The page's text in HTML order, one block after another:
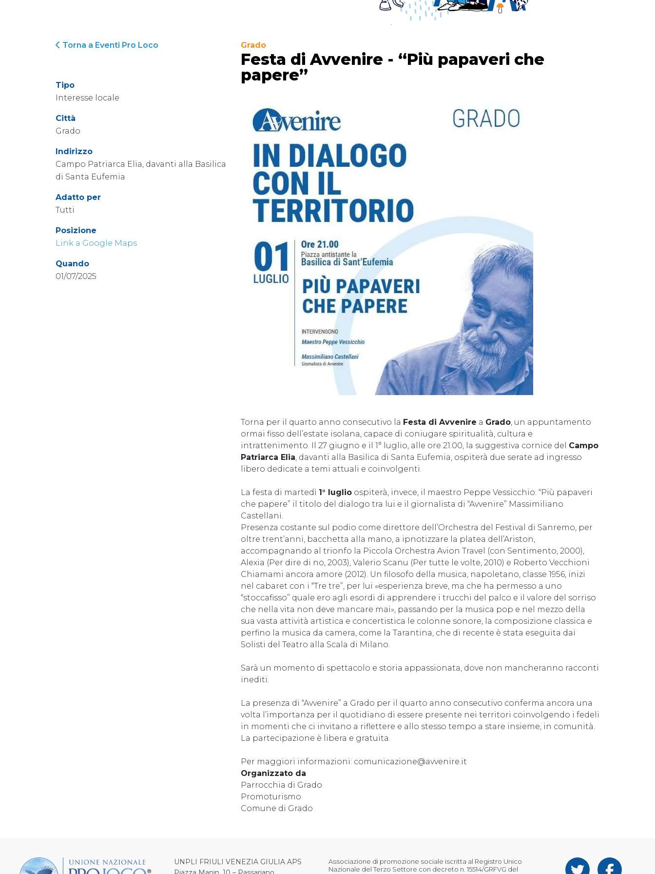
Torna a Eventi Pro Loco
Tipo
Interesse locale
Città
Grado
Indirizzo
Campo Patriarca Elia, davanti alla Basilica
di Santa Eufemia
Adatto per
Tutti
Posizione
Link a Google Maps
Quando
01/07/2025
Grado
Festa di Avvenire - “Più papaveri che
papere”
Torna per il quarto anno consecutivo la Festa di Avvenire a Grado, un appuntamento
ormai fisso dell’estate isolana, capace di coniugare spiritualità, cultura e
intrattenimento. Il 27 giugno e il 1° luglio, alle ore 21.00, la suggestiva cornice del Campo
Patriarca Elia, davanti alla Basilica di Santa Eufemia, ospiterà due serate ad ingresso
libero dedicate a temi attuali e coinvolgenti.
La festa di martedì 1° luglio ospiterà, invece, il maestro Peppe Vessicchio: “Più papaveri
che papere” il titolo del dialogo tra lui e il giornalista di “Avvenire” Massimiliano
Castellani.
Presenza costante sul podio come direttore dell’Orchestra del Festival di Sanremo, per
oltre trent’anni, bacchetta alla mano, a ipnotizzare la platea dell’Ariston,
accompagnando al trionfo la Piccola Orchestra Avion Travel (con Sentimento, 2000),
Alexia (Per dire di no, 2003), Valerio Scanu (Per tutte le volte, 2010) e Roberto Vecchioni
Chiamami ancora amore (2012). Un filosofo della musica, napoletano, classe 1956, inizi
nel cabaret con i “Tre tre”, per lui «esperienza breve, ma che ha permesso a uno
“stoccafisso” quale ero agli esordi di apprendere i trucchi del palco e il valore del sorriso
che nella vita non deve mancare mai», passando per la musica pop e nel mezzo della
sua vasta attività artistica e concertistica le colonne sonore, la composizione classica e
perfino la musica da camera, come la Tarantina, che di recente è stata eseguita dai
Solisti del Teatro alla Scala di Milano.
Sarà un momento di spettacolo e storia appassionata, dove non mancheranno racconti
inediti.
La presenza di “Avvenire” a Grado per il quarto anno consecutivo conferma ancora una
volta l’importanza per il quotidiano di essere presente nei territori coinvolgendo i fedeli
in momenti che ci invitano a riflettere e allo stesso tempo a stare insieme, in comunità.
La partecipazione è libera e gratuita.
Per maggiori informazioni: comunicazione@avvenire.it
Organizzato da
Parrocchia di Grado
Promoturismo
Comune di Grado
UNPLI FRIULI VENEZIA GIULIA APS
Associazione di promozione sociale iscritta al Registro Unico
Nazionale del Terzo Settore con decreto n. 15514/GRFVG del